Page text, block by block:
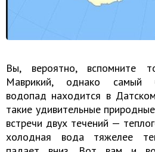
Вы, вероятно, вспомните
Маврикий, однако самый
водопад находится в
такие удивительные
встречи двух течений —
холодная вода тяжелее